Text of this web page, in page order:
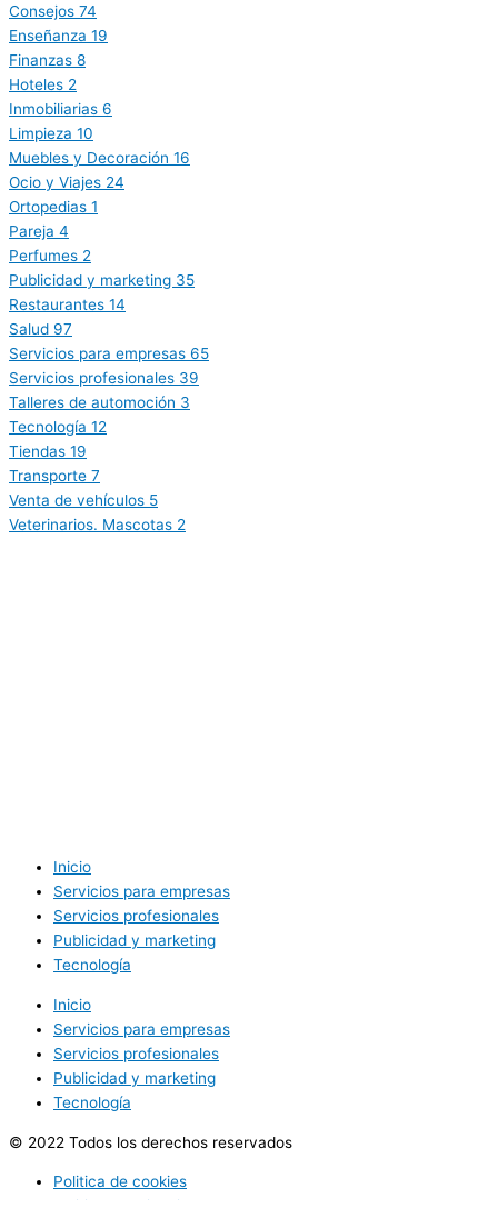
Consejos 74
Enseñanza 19
Finanzas 8
Hoteles 2
Inmobiliarias 6
Limpieza 10
Muebles y Decoración 16
Ocio y Viajes 24
Ortopedias 1
Pareja 4
Perfumes 2
Publicidad y marketing 35
Restaurantes 14
Salud 97
Servicios para empresas 65
Servicios profesionales 39
Talleres de automoción 3
Tecnología 12
Tiendas 19
Transporte 7
Venta de vehículos 5
Veterinarios. Mascotas 2
Inicio
Servicios para empresas
Servicios profesionales
Publicidad y marketing
Tecnología
Inicio
Servicios para empresas
Servicios profesionales
Publicidad y marketing
Tecnología
© 2022 Todos los derechos reservados
Politica de cookies
Politica de privacidad